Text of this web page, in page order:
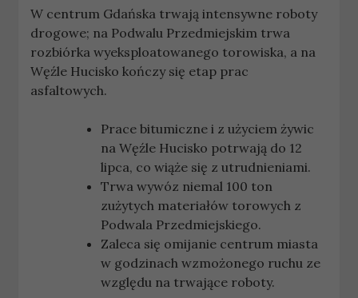
W centrum Gdańska trwają intensywne roboty
drogowe; na Podwalu Przedmiejskim trwa
rozbiórka wyeksploatowanego torowiska, a na
Węźle Hucisko kończy się etap prac
asfaltowych.
Prace bitumiczne i z użyciem żywic
na Węźle Hucisko potrwają do 12
lipca, co wiąże się z utrudnieniami.
Trwa wywóz niemal 100 ton
zużytych materiałów torowych z
Podwala Przedmiejskiego.
Zaleca się omijanie centrum miasta
w godzinach wzmożonego ruchu ze
względu na trwające roboty.